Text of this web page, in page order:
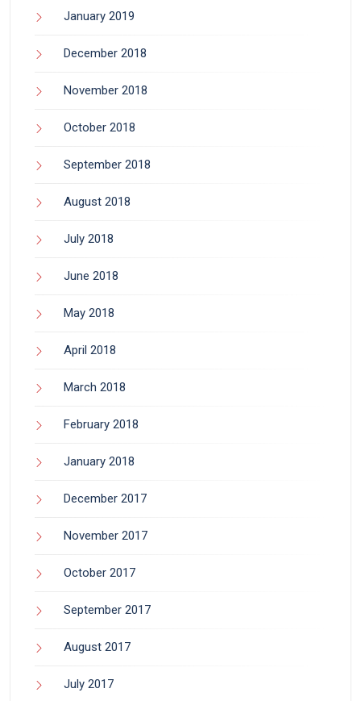
January 2019
December 2018
November 2018
October 2018
September 2018
August 2018
July 2018
June 2018
May 2018
April 2018
March 2018
February 2018
January 2018
December 2017
November 2017
October 2017
September 2017
August 2017
July 2017